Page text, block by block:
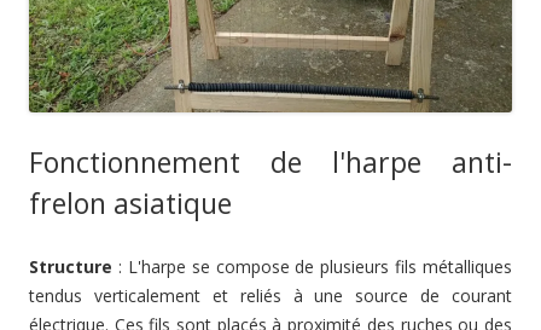
Fonctionnement de l'harpe anti-
frelon asiatique
Structure : L'harpe se compose de plusieurs fils métalliques
tendus verticalement et reliés à une source de courant
électrique. Ces fils sont placés à proximité des ruches ou des